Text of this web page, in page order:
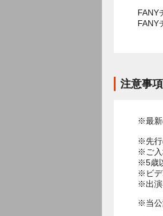
FANY
FANY
注意事項
※最新
※先行
※ご入
※5歳
※ビデ
※当公